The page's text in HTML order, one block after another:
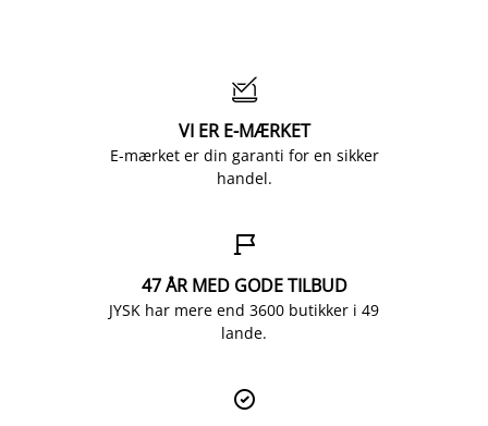

VI ER E-MÆRKET
E-mærket er din garanti for en sikker
handel.

47 ÅR MED GODE TILBUD
JYSK har mere end 3600 butikker i 49
lande.
